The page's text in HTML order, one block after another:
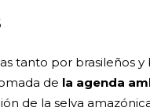
tanto por brasileños
de la agenda
de la selva